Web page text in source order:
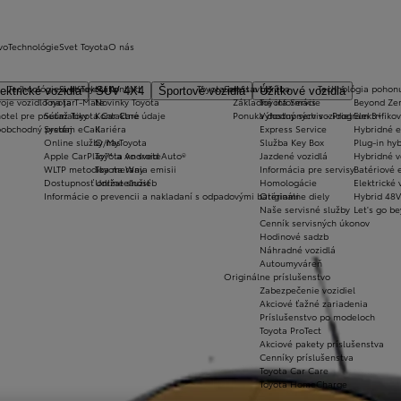
vozidlá SUV 4X4 Športové vozidlá
Úžitkové vozidlá
Toyota prestavby
Základné informácie
Ponuka dostupných vozidiel
vozidlo na jar
pre pneumatiky
predaj
Servis a údržba
Toyota Servis
Výhodný servis - Program 3+
Express Service
Služba Key Box
Jazdené vozidlá
Informácia pre servisy
Homologácie
Originálne diely
Naše servisné služby
Cenník servisných úkonov
Hodinové sadzb
Náhradné vozidlá
Autoumyváreň
Originálne príslušenstvo
Zabezpečenie vozidiel
Akciové ťažné zariadenia
Príslušenstvo po modeloch
Toyota ProTect
Akciové pakety príslušenstva
Cenníky príslušenstva
Toyota Car Care
Toyota HomeCharge
Technológie
Technológie a konektivita
Toyota T-Mate
Súťaž Toyota Car Care
Systém eCall
Online služby/MyToyota
Apple CarPlay™ a Android Auto®
WLTP metodika merania emisii
Dostupnosť online služieb
Informácie o prevencii a nakladaní s odpadovými batériami
Technológia
Beyond
Hybridné
Plug-in
Hybridné
Batériové
Elektrické
Hybrid 48V
Let's go
Svet Toyota
Svet Toyota
Novinky Toyota
Kontaktné údaje
Kariéra
O nas
Toyota vo svete
Toyota Way
Udržateľnosť
O nás
Kontakt